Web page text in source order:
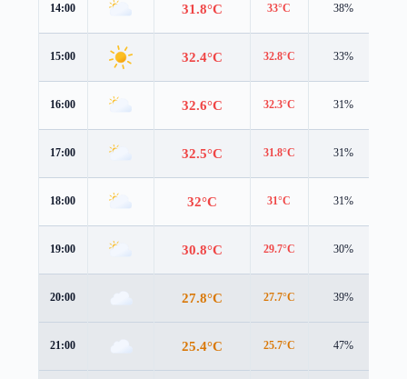
14:00 31.8°C 33°C 38%
15:00 32.4°C 32.8°C 33%
16:00 32.6°C 32.3°C 31%
17:00 32.5°C 31.8°C 31%
18:00 32°C 31°C 31%
19:00 30.8°C 29.7°C 30%
20:00 27.8°C 27.7°C 39%
21:00 25.4°C 25.7°C 47%